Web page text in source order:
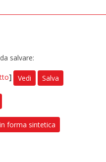
salvare:
] Vedi Salva
forma sintetica